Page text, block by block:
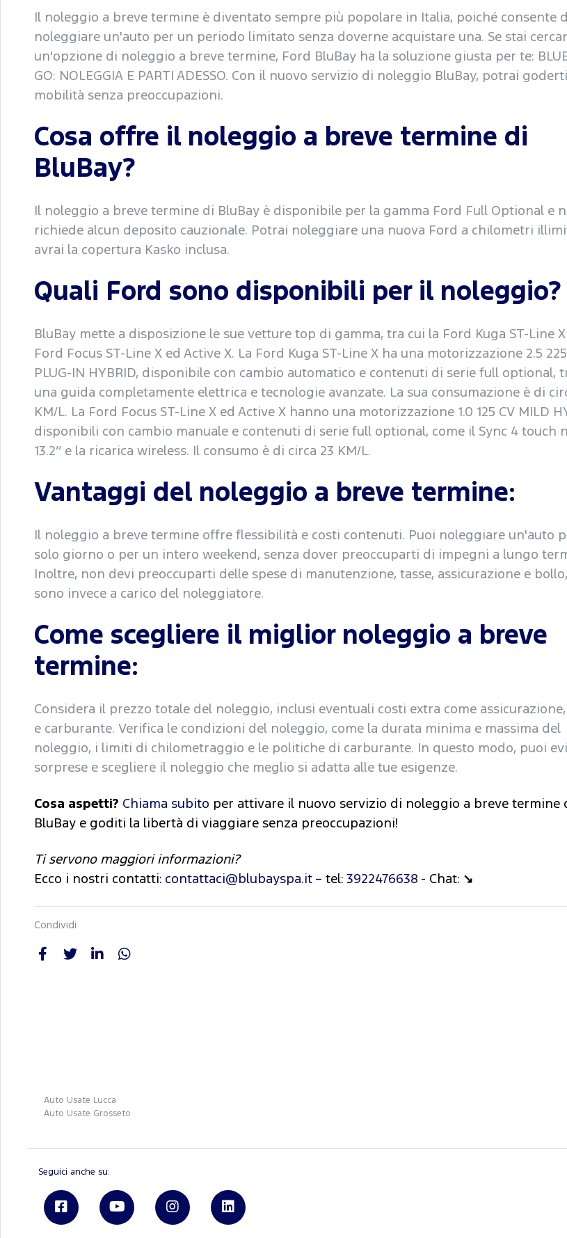
Il noleggio a breve termine è diventato sempre più popolare in Italia, poiché consente
noleggiare un'auto per un periodo limitato senza doverne acquistare una. Se stai
un'opzione di noleggio a breve termine, Ford BluBay ha la soluzione giusta per te:
GO: NOLEGGIA E PARTI ADESSO. Con il nuovo servizio di noleggio BluBay, potrai
mobilità senza preoccupazioni.
Cosa offre il noleggio a breve termine di
BluBay?
Il noleggio a breve termine di BluBay è disponibile per la gamma Ford Full Optional e
richiede alcun deposito cauzionale. Potrai noleggiare una nuova Ford a chilometri
avrai la copertura Kasko inclusa.
Quali Ford sono disponibili per il noleggio?
BluBay mette a disposizione le sue vetture top di gamma, tra cui la Ford Kuga ST-Line X
Ford Focus ST-Line X ed Active X. La Ford Kuga ST-Line X ha una motorizzazione 2.5 225
PLUG-IN HYBRID, disponibile con cambio automatico e contenuti di serie full optional,
una guida completamente elettrica e tecnologie avanzate. La sua consumazione è di
KM/L. La Ford Focus ST-Line X ed Active X hanno una motorizzazione 1.0 125 CV MILD
disponibili con cambio manuale e contenuti di serie full optional, come il Sync 4 touch
13.2’’ e la ricarica wireless. Il consumo è di circa 23 KM/L.
Vantaggi del noleggio a breve termine:
Il noleggio a breve termine offre flessibilità e costi contenuti. Puoi noleggiare un'auto
solo giorno o per un intero weekend, senza dover preoccuparti di impegni a lungo
Inoltre, non devi preoccuparti delle spese di manutenzione, tasse, assicurazione e
sono invece a carico del noleggiatore.
Come scegliere il miglior noleggio a breve
termine:
Considera il prezzo totale del noleggio, inclusi eventuali costi extra come assicurazione,
e carburante. Verifica le condizioni del noleggio, come la durata minima e massima del
noleggio, i limiti di chilometraggio e le politiche di carburante. In questo modo, puoi
sorprese e scegliere il noleggio che meglio si adatta alle tue esigenze.
Cosa aspetti? Chiama subito per attivare il nuovo servizio di noleggio a breve termine
BluBay e goditi la libertà di viaggiare senza preoccupazioni!
Ti servono maggiori informazioni?
Ecco i nostri contatti: contattaci@blubayspa.it – tel: 3922476638 - Chat: ↘
Condividi
Auto Usate Lucca
Auto Usate Grosseto
Seguici anche su: